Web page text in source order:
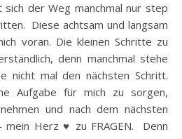
der Weg manchmal nur step
Diese achtsam und langsam
voran. Die kleinen Schritte zu
denn manchmal stehe
nicht mal den nächsten Schritt.
Aufgabe für mich zu sorgen,
und nach dem nächsten
mein Herz♥️ zu FRAGEN. Denn